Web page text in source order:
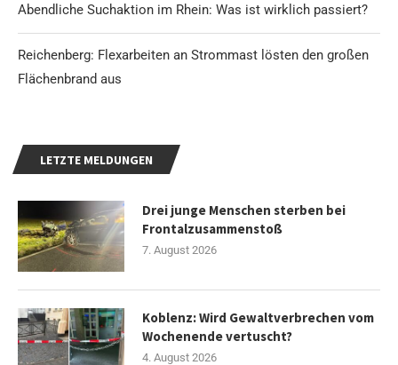
Abendliche Suchaktion im Rhein: Was ist wirklich passiert?
Reichenberg: Flexarbeiten an Strommast lösten den großen
Flächenbrand aus
LETZTE MELDUNGEN
Drei junge Menschen sterben bei
Frontalzusammenstoß
7. August 2026
Koblenz: Wird Gewaltverbrechen vom
Wochenende vertuscht?
4. August 2026